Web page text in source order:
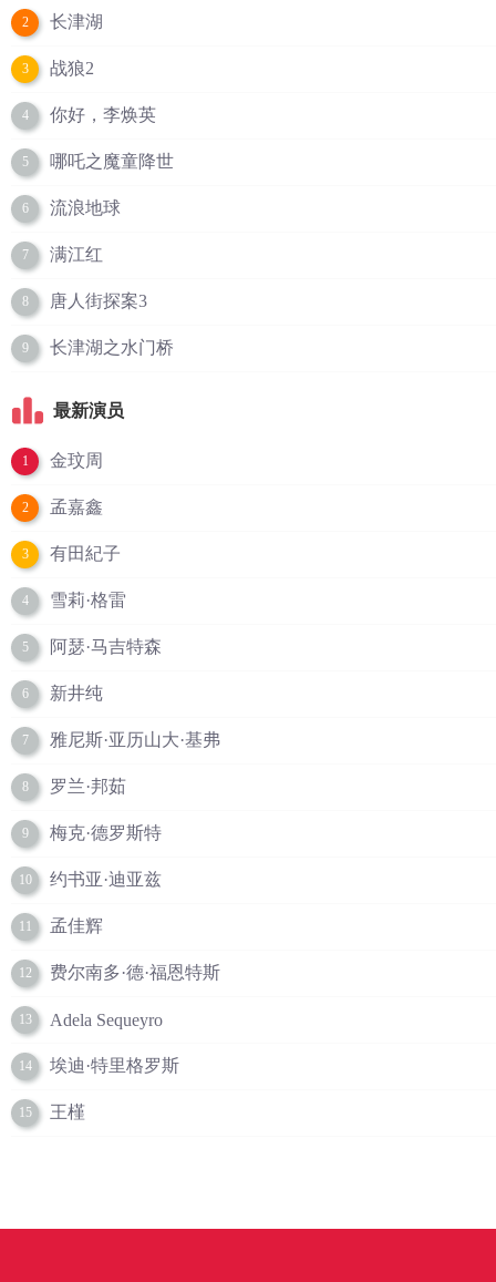
2 长津湖
3 战狼2
4 你好，李焕英
5 哪吒之魔童降世
6 流浪地球
7 满江红
8 唐人街探案3
9 长津湖之水门桥
最新演员
1 金玟周
2 孟嘉鑫
3 有田紀子
4 雪莉·格雷
5 阿瑟·马吉特森
6 新井纯
7 雅尼斯·亚历山大·基弗
8 罗兰·邦茹
9 梅克·德罗斯特
10 约书亚·迪亚兹
11 孟佳辉
12 费尔南多·德·福恩特斯
13 Adela Sequeyro
14 埃迪·特里格罗斯
15 王槿